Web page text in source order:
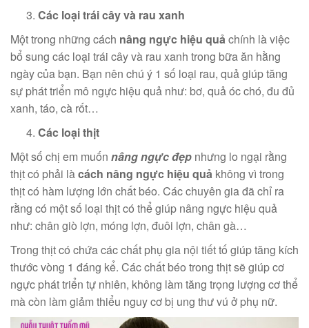
Các loại trái cây và rau xanh
Một trong những cách nâng ngực hiệu quảchính là việc
bổ sung các loại trái cây và rau xanh trong bữa ăn hằng
ngày của bạn. Bạn nên chú ý 1 số loại rau, quả giúp tăng
sự phát triển mô ngực hiệu quả như: bơ, quả óc chó, đu đủ
xanh, táo, cà rốt…
Các loại thịt
Một số chị em muốn nâng ngực đẹp nhưng lo ngại rằng
thịt có phải làcách nâng ngực hiệu quả không vì trong
thịt có hàm lượng lớn chất béo. Các chuyên gia đã chỉ ra
rằng có một số loại thịt có thể giúp nâng ngực hiệu quả
như: chân giò lợn, móng lợn, đuôi lợn, chân gà…
Trong thịt có chứa các chất phụ gia nội tiết tố giúp tăng kích
thước vòng 1 đáng kể. Các chất béo trong thịt sẽ giúp cơ
ngực phát triển tự nhiên, không làm tăng trọng lượng cơ thể
mà còn làm giảm thiểu nguy cơ bị ung thư vú ở phụ nữ.